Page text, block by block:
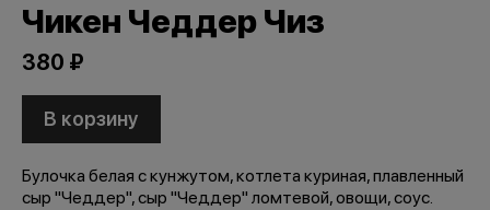
Чикен Чеддер Чиз
380 ₽
В корзину
Булочка белая с кунжутом, котлета куриная, плавленный
сыр "Чеддер", сыр "Чеддер" ломтевой, овощи, соус.